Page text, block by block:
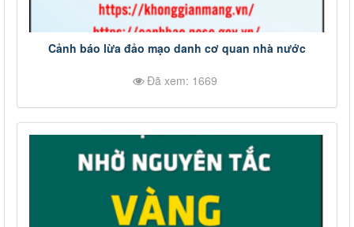
Cảnh báo lừa đảo mạo danh cơ quan nhà nước
Đã xem: 1669